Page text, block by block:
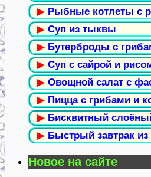
▶ Рыбные котлеты с
▶ Суп из тыквы
▶ Бутерброды с
▶ Суп с сайрой и
▶ Овощной салат с
▶ Пицца с грибами и
▶ Бисквитный
▶ Быстрый завтрак из
Новое на сайте